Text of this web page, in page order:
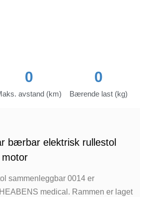
avstand (km)
0
Bærende last (kg)
0
bærbar elektrisk rullestol
sammenleggbar 0014 er
medical. Rammen er laget